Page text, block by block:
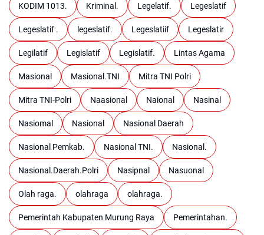
KODIM 1013. Kriminal. Legelatif. Legeslatif
Legeslatif . legeslatif. Legeslatiif Legeslatir
Legilatif Legislatif Legislatif. Lintas Agama
Masional Masional.TNI Mitra TNI Polri
Mitra TNI-Polri Naasional Naional Nasinal
Nasiomal Nasional Nasional Daerah
Nasional Pemkab. Nasional TNI. Nasional.
Nasional.Daerah.Polri Nasipnal Nasuonal
Olah raga. olahraga olahraga.
Pemerintah Kabupaten Murung Raya Pemerintahan.